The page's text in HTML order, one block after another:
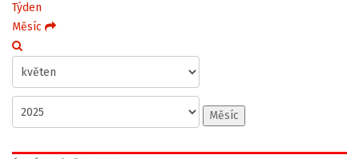
Týden
Měsíc
Měsíc